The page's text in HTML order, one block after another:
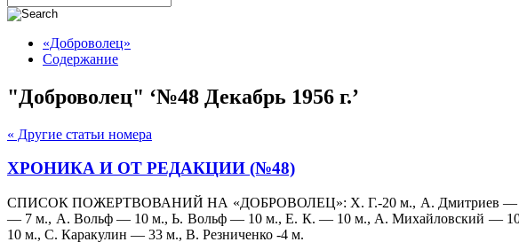
«Доброволец»
Содержание
"Доброволец" ‘№48 Декабрь 1956 г.’
« Другие статьи номера
ХРОНИКА И ОТ РЕДАКЦИИ (№48)
СПИСОК ПОЖЕРТВОВАНИЙ НА «ДОБРОВОЛЕЦ»: Х. Г.-20 м., А. Дмитриев —
— 7 м., А. Вольф — 10 м., Ь. Вольф — 10 м., Е. К. — 10 м., А. Михайловский —
10 м., С. Каракулин — 33 м., В. Резниченко -4 м.